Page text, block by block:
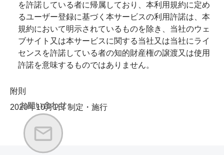
を許諾している者に帰属しており、本利用規約に定め
るユーザー登録に基づく本サービスの利用許諾は、本
規約において明示されているものを除き、当社のウェ
ブサイト又は本サービスに関する当社又は当社にライ
センスを許諾している者の知的財産権の譲渡又は使用
許諾を意味するものではありません。
附則
2020年10月1日 制定・施行